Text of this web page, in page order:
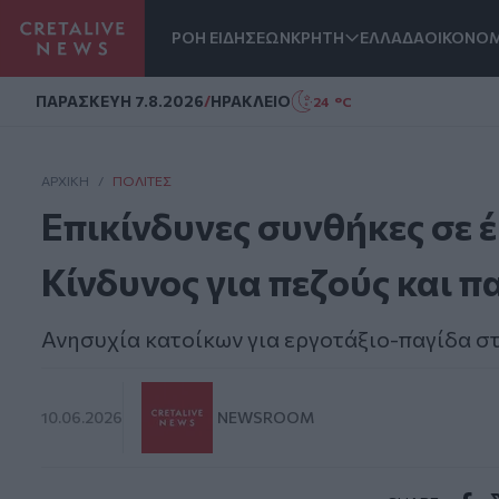
ΡΟΗ ΕΙΔΗΣΕΩΝΚΡΗΤΗ ΕΛΛΑΔΑ
ΠΑΡΑΣΚΕΥΗ 7.8.2026/ΗΡΑΚΛΕΙΟ 24 °C
ΑΡΧΙΚΗ / ΠΟΛΊΤΕΣ
Επικίνδυνες συνθήκες σε
Κίνδυνος για πεζούς και
Ανησυχία κατοίκων για εργοτάξιο-παγίδα
10.06.2026 NEWSROOM